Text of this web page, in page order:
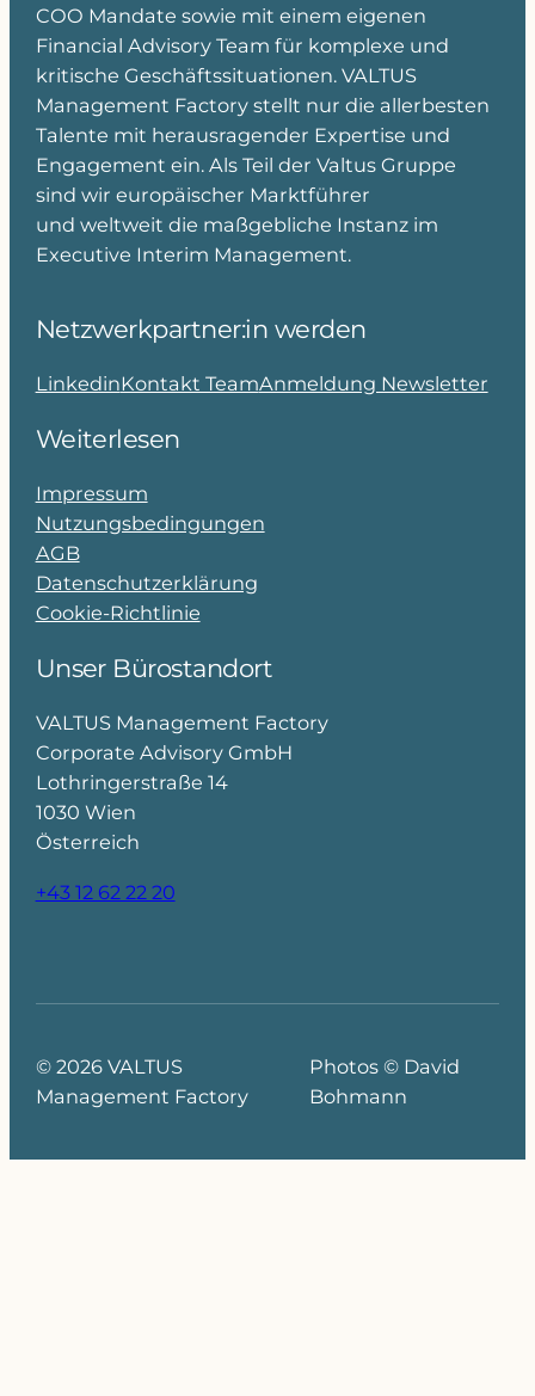
COO Mandate sowie mit einem eigenen
Financial Advisory Team für komplexe und
kritische Geschäftssituationen. VALTUS
Management Factory stellt nur die allerbesten
Talente mit herausragender Expertise und
Engagement ein. Als Teil der Valtus Gruppe
sind wir europäischer Marktführer
und weltweit die maßgebliche Instanz im
Executive Interim Management.
Netzwerkpartner:in werden
LinkedinKontakt TeamAnmeldung Newsletter
Weiterlesen
Impressum
Nutzungsbedingungen
AGB
Datenschutzerklärung
Cookie-Richtlinie
Unser Bürostandort
VALTUS Management Factory
Corporate Advisory GmbH
Lothringerstraße 14
1030 Wien
Österreich
+43 12 62 22 20
© 2026 VALTUS
Management Factory
Photos © David
Bohmann